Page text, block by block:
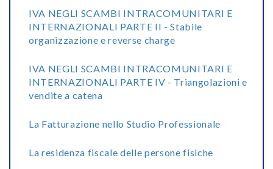
IVA NEGLI SCAMBI INTRACOMUNITARI E
INTERNAZIONALI PARTE II - Stabile
organizzazione e reverse charge
IVA NEGLI SCAMBI INTRACOMUNITARI E
INTERNAZIONALI PARTE IV - Triangolazioni e
vendite a catena
La Fatturazione nello Studio Professionale
La residenza fiscale delle persone fisiche